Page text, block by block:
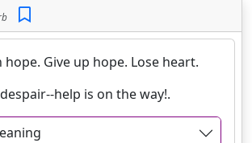
hope. Give up hope. Lose heart.
help is on the way!.